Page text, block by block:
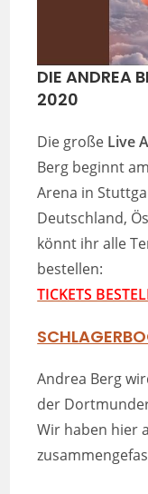
DIE ANDREA
2020
Die große Live
Berg beginnt
Arena in
Deutschland,
könnt ihr alle
bestellen:
TICKETS
Andrea Berg
der
Wir haben hier